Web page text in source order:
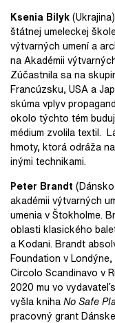
Ksenia Bilyk
štátnej umeleckej
výtvarných umení a
na Akadémii
Zúčastnila sa na
Francúzsku, USA a
skúma vplyv
okolo týchto tém
médium zvolila textil.
hmoty, ktorá odráža
inými technikami.
Peter Brandt
akadémii výtvarných
umenia v Štokholme.
oblasti klasického
a Kodani. Brandt
Foundation v
Circolo Scandinavo v
2020 mu vo
vyšla knihaNo Safe
pracovný grant